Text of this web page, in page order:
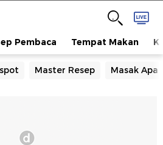
Pembaca Tempat Makan
Master Resep Masak Apa